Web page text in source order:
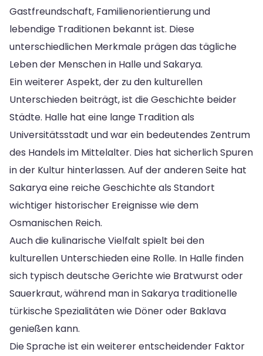
Gastfreundschaft, Familienorientierung und
lebendige Traditionen bekannt ist. Diese
unterschiedlichen Merkmale prägen das tägliche
Leben der Menschen in Halle und Sakarya.
Ein weiterer Aspekt, der zu den kulturellen
Unterschieden beiträgt, ist die Geschichte beider
Städte. Halle hat eine lange Tradition als
Universitätsstadt und war ein bedeutendes Zentrum
des Handels im Mittelalter. Dies hat sicherlich Spuren
in der Kultur hinterlassen. Auf der anderen Seite hat
Sakarya eine reiche Geschichte als Standort
wichtiger historischer Ereignisse wie dem
Osmanischen Reich.
Auch die kulinarische Vielfalt spielt bei den
kulturellen Unterschieden eine Rolle. In Halle finden
sich typisch deutsche Gerichte wie Bratwurst oder
Sauerkraut, während man in Sakarya traditionelle
türkische Spezialitäten wie Döner oder Baklava
genießen kann.
Die Sprache ist ein weiterer entscheidender Faktor